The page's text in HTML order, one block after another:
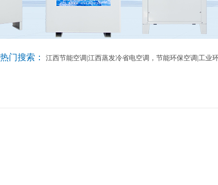
热门搜索： 江西节能空调|江西蒸发冷省电空调，节能环保空调|工业